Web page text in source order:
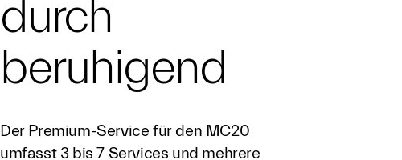
durch
beruhigend
Der Premium-Service für den MC20
umfasst 3 bis 7 Services und mehrere